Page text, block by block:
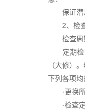
保证潜水
2、检查
检查周
定期检查
（大修）
下列各项
·更换所
·检查定